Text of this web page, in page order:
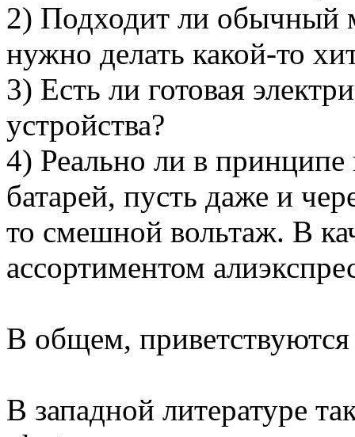
2) Подходит ли обычный
нужно делать какой-то
3) Есть ли готовая
устройства?
4) Реально ли в
батарей, пусть даже и
то смешной вольтаж. В
ассортиментом
В общем, приветствуются
В западной литературе